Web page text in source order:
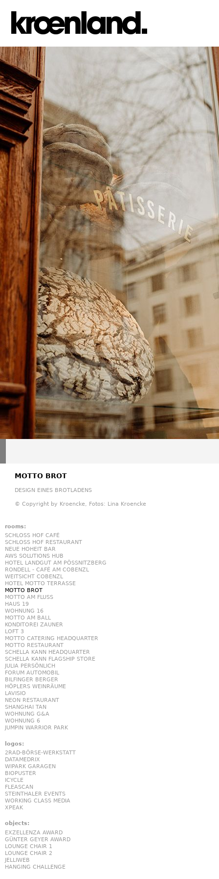
MOTTO BROT
DESIGN EINES BROTLADENS
© Copyright by Kroencke, Fotos: Lina Kroencke
rooms:
SCHLOSS HOF CAFÉ
SCHLOSS HOF RESTAURANT
NEUE HOHEIT BAR
AWS SOLUTIONS HUB
HOTEL LANDGUT AM PÖSSNITZBERG
RONDELL - CAFÉ AM COBENZL
WEITSICHT COBENZL
HOTEL MOTTO TERRASSE
MOTTO BROT
MOTTO AM FLUSS
HAUS 19
WOHNUNG 16
MOTTO AM BALL
KONDITOREI ZAUNER
LOFT 3
MOTTO CATERING HEADQUARTER
MOTTO RESTAURANT
SCHELLA KANN HEADQUARTER
SCHELLA KANN FLAGSHIP STORE
JULIA PERSÖNLICH
FORUM AUTOMOBIL
BILFINGER BERGER
HÖPLERS WEINRÄUME
LAVISIO
NEON RESTAURANT
SHANGHAI TAN
WOHNUNG G&A
WOHNUNG 6
JUMPIN WARRIOR PARK
logos:
2RAD-BÖRSE-WERKSTATT
DATAMEDRIX
WIPARK GARAGEN
BIOPUSTER
ICYCLE
FLEASCAN
STEINTHALER EVENTS
WORKING CLASS MEDIA
XPEAK
objects:
EXZELLENZA AWARD
GÜNTER GEYER AWARD
LOUNGE CHAIR 1
LOUNGE CHAIR 2
JELLIWEB
HANGING CHALLENGE